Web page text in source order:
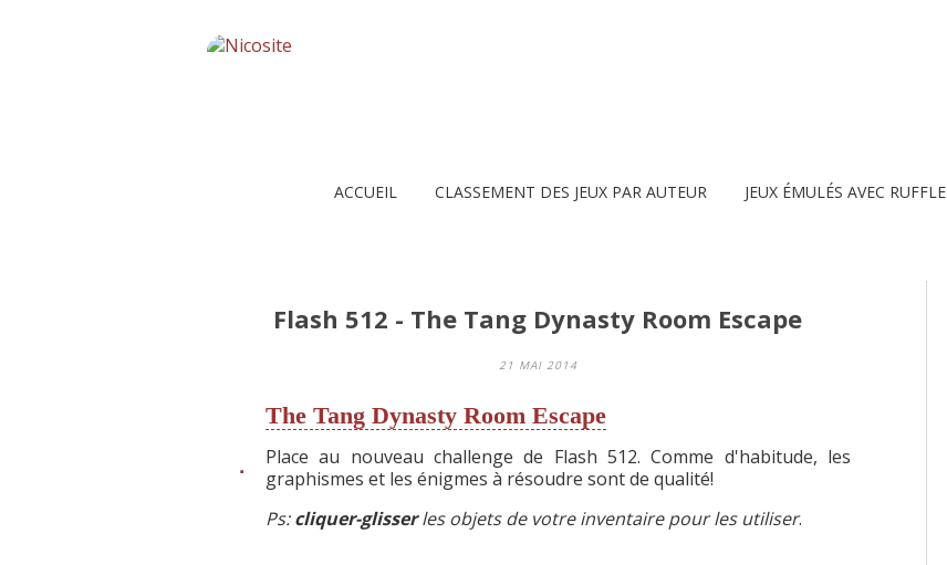
ACCUEIL CLASSEMENT DES JEUX PAR AUTEUR JEUX ÉMULÉS AVEC RUFFLE
Flash 512 - The Tang Dynasty Room Escape
21 MAI 2014
The Tang Dynasty Room Escape
Place au nouveau challenge de Flash 512. Comme d'habitude, les
graphismes et les énigmes à résoudre sont de qualité!
Ps: cliquer-glisserles objets de votre inventaire pour les utiliser.